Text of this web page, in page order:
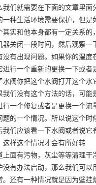
我们就需要在下面的文章里
一种生活环境需要保护，但
其实和他本身都有一定关系
器关闭一段时间，然后观察
没有出现问题。如果你的温
进行一个重新的更换一下或者
水阀你把这个水阀打开这个
我们没有这个方法的话，可
行一个修复或者是更换一个
题的一个情况。所以说这个
我们应该看一下水阀或者说
这样这个情况才会有所好
上面有污物，灰尘等等清理
没有办法启动，那么我们可
。还有一种情况就是因为壁